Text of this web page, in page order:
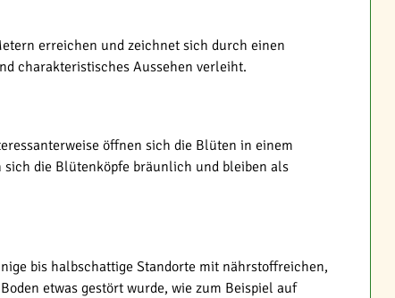
erreichen und zeichnet sich durch einen
charakteristisches Aussehen verleiht.
öffnen sich die Blüten in einem
die Blütenköpfe bräunlich und bleiben als
bis halbschattige Standorte mit nährstoffreichen,
etwas gestört wurde, wie zum Beispiel auf